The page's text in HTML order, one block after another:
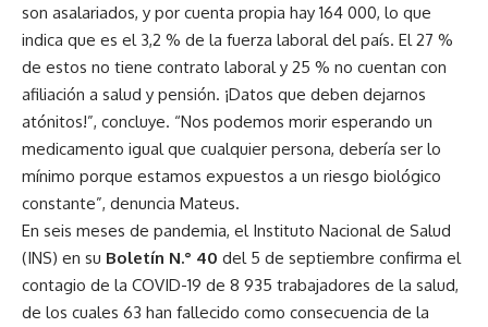
son asalariados, y por cuenta propia hay 164 000, lo que
indica que es el 3,2 % de la fuerza laboral del país. El 27 %
de estos no tiene contrato laboral y 25 % no cuentan con
afiliación a salud y pensión. ¡Datos que deben dejarnos
atónitos!”, concluye. “Nos podemos morir esperando un
medicamento igual que cualquier persona, debería ser lo
mínimo porque estamos expuestos a un riesgo biológico
constante”, denuncia Mateus.
En seis meses de pandemia, el Instituto Nacional de Salud
(INS) en su Boletín N.° 40 del 5 de septiembre confirma el
contagio de la COVID-19 de 8 935 trabajadores de la salud,
de los cuales 63 han fallecido como consecuencia de la